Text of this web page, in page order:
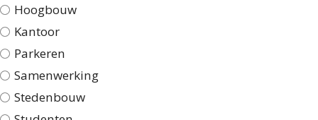
Hoogbouw
Kantoor
Parkeren
Samenwerking
Stedenbouw